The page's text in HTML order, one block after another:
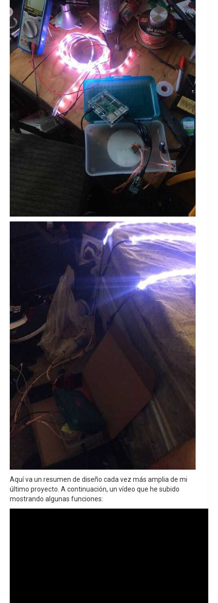
Aquí va un resumen de diseño cada vez más amplia de mi
último proyecto. A continuación, un vídeo que he subido
mostrando algunas funciones: